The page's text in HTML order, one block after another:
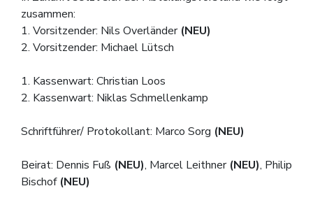
zusammen:
1. Vorsitzender: Nils Overländer (NEU)
2. Vorsitzender: Michael Lütsch
1. Kassenwart: Christian Loos
2. Kassenwart: Niklas Schmellenkamp
Schriftführer/ Protokollant: Marco Sorg (NEU)
Beirat: Dennis Fuß (NEU), Marcel Leithner (NEU), Philip
Bischof (NEU)